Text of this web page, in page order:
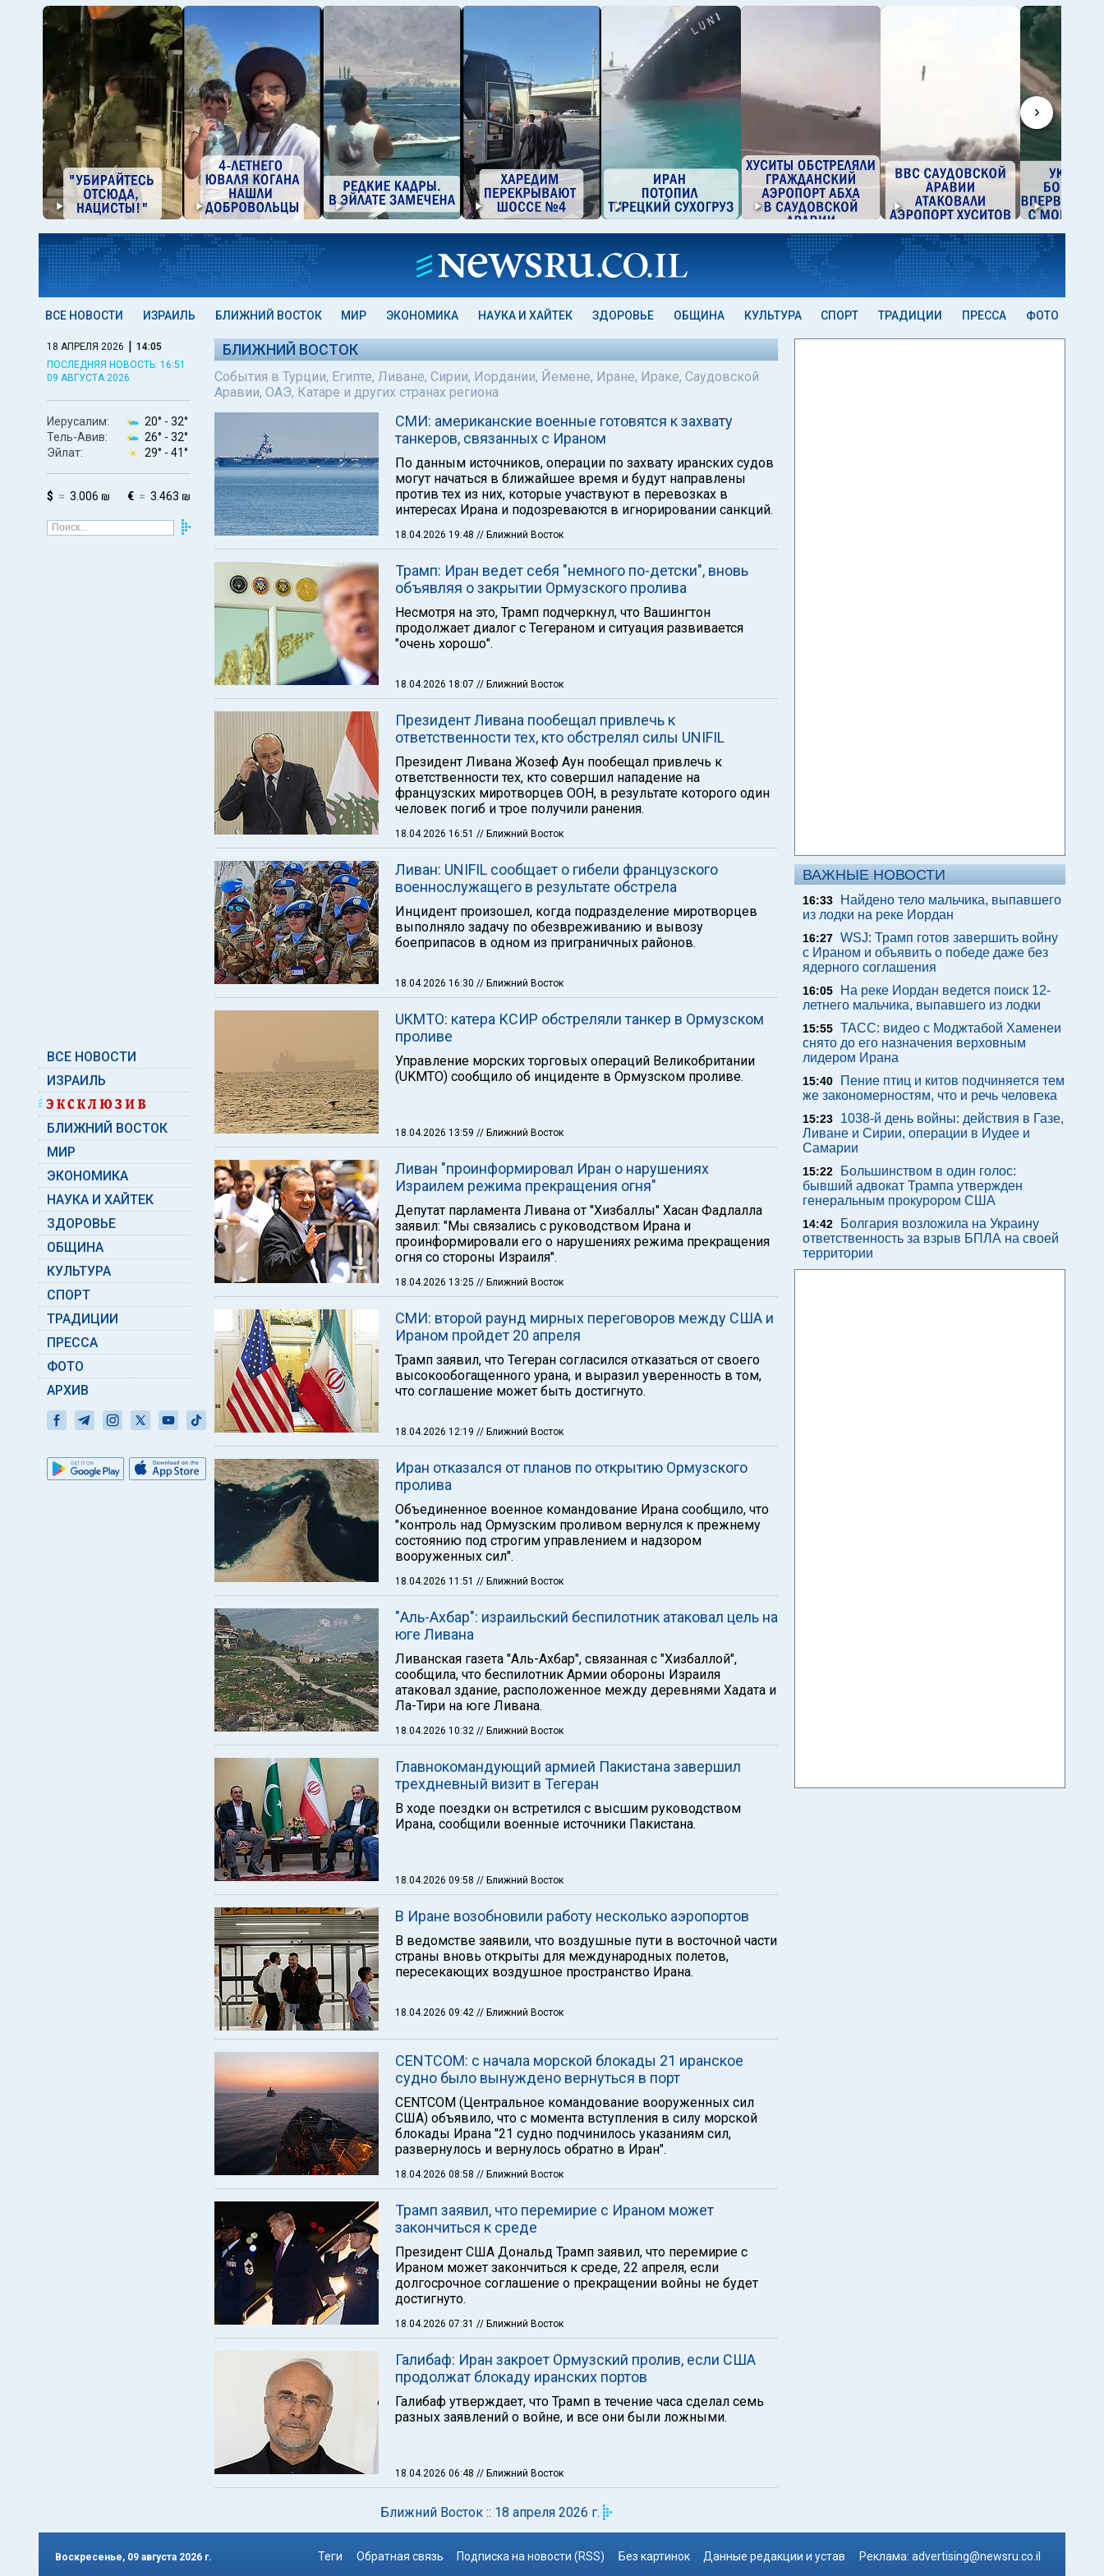
›
ВСЕ НОВОСТИ ИЗРАИЛЬ БЛИЖНИЙ ВОСТОК МИР ЭКОНОМИКА НАУКА И ХАЙТЕК ЗДОРОВЬЕ ОБЩИНА КУЛЬТУРА СПОРТ ТРАДИЦИИ ПРЕССА ФОТО
18 АПРЕЛЯ 2026 | 14:05
ПОСЛЕДНЯЯ НОВОСТЬ: 16:51
09 АВГУСТА 2026
Иерусалим: 20° - 32°
Тель-Авив:
26° - 32°
Эйлат:
29° - 41°
$ 3.006 ₪ € 3.463 ₪
ВСЕ НОВОСТИ
ИЗРАИЛЬ
БЛИЖНИЙ ВОСТОК
МИР
ЭКОНОМИКА
НАУКА И ХАЙТЕК
ЗДОРОВЬЕ
ОБЩИНА
КУЛЬТУРА
СПОРТ
ТРАДИЦИИ
ПРЕССА
ФОТО
АРХИВ
БЛИЖНИЙ ВОСТОК
События в Турции, Египте, Ливане, Сирии, Иордании, Йемене, Иране, Ираке, Саудовской
Аравии, ОАЭ, Катаре и других странах региона
СМИ: американские военные готовятся к захвату
танкеров, связанных с Ираном
По данным источников, операции по захвату иранских судов
могут начаться в ближайшее время и будут направлены
против тех из них, которые участвуют в перевозках в
интересах Ирана и подозреваются в игнорировании санкций.
18.04.2026 19:48 // Ближний Восток
Трамп: Иран ведет себя "немного по-детски", вновь
объявляя о закрытии Ормузского пролива
Несмотря на это, Трамп подчеркнул, что Вашингтон
продолжает диалог с Тегераном и ситуация развивается
"очень хорошо".
18.04.2026 18:07 // Ближний Восток
Президент Ливана пообещал привлечь к
ответственности тех, кто обстрелял силы UNIFIL
Президент Ливана Жозеф Аун пообещал привлечь к
ответственности тех, кто совершил нападение на
французских миротворцев ООН, в результате которого один
человек погиб и трое получили ранения.
18.04.2026 16:51 // Ближний Восток
Ливан: UNIFIL сообщает о гибели французского
военнослужащего в результате обстрела
Инцидент произошел, когда подразделение миротворцев
выполняло задачу по обезвреживанию и вывозу
боеприпасов в одном из приграничных районов.
18.04.2026 16:30 // Ближний Восток
UKMTO: катера КСИР обстреляли танкер в Ормузском
проливе
Управление морских торговых операций Великобритании
(UKMTO) сообщило об инциденте в Ормузском проливе.
18.04.2026 13:59 // Ближний Восток
Ливан "проинформировал Иран о нарушениях
Израилем режима прекращения огня"
Депутат парламента Ливана от "Хизбаллы" Хасан Фадлалла
заявил: "Мы связались с руководством Ирана и
проинформировали его о нарушениях режима прекращения
огня со стороны Израиля".
18.04.2026 13:25 // Ближний Восток
СМИ: второй раунд мирных переговоров между США и
Ираном пройдет 20 апреля
Трамп заявил, что Тегеран согласился отказаться от своего
высокообогащенного урана, и выразил уверенность в том,
что соглашение может быть достигнуто.
18.04.2026 12:19 // Ближний Восток
Иран отказался от планов по открытию Ормузского
пролива
Объединенное военное командование Ирана сообщило, что
"контроль над Ормузским проливом вернулся к прежнему
состоянию под строгим управлением и надзором
вооруженных сил".
18.04.2026 11:51 // Ближний Восток
"Аль-Ахбар": израильский беспилотник атаковал цель на
юге Ливана
Ливанская газета "Аль-Ахбар", связанная с "Хизбаллой",
сообщила, что беспилотник Армии обороны Израиля
атаковал здание, расположенное между деревнями Хадата и
Ла-Тири на юге Ливана.
18.04.2026 10:32 // Ближний Восток
Главнокомандующий армией Пакистана завершил
трехдневный визит в Тегеран
В ходе поездки он встретился с высшим руководством
Ирана, сообщили военные источники Пакистана.
18.04.2026 09:58 // Ближний Восток
В Иране возобновили работу несколько аэропортов
В ведомстве заявили, что воздушные пути в восточной части
страны вновь открыты для международных полетов,
пересекающих воздушное пространство Ирана.
18.04.2026 09:42 // Ближний Восток
CENTCOM: с начала морской блокады 21 иранское
судно было вынуждено вернуться в порт
CENTCOM (Центральное командование вооруженных сил
США) объявило, что с момента вступления в силу морской
блокады Ирана "21 судно подчинилось указаниям сил,
развернулось и вернулось обратно в Иран".
18.04.2026 08:58 // Ближний Восток
Трамп заявил, что перемирие с Ираном может
закончиться к среде
Президент США Дональд Трамп заявил, что перемирие с
Ираном может закончиться к среде, 22 апреля, если
долгосрочное соглашение о прекращении войны не будет
достигнуто.
18.04.2026 07:31 // Ближний Восток
Галибаф: Иран закроет Ормузский пролив, если США
продолжат блокаду иранских портов
Галибаф утверждает, что Трамп в течение часа сделал семь
разных заявлений о войне, и все они были ложными.
18.04.2026 06:48 // Ближний Восток
Ближний Восток :: 18 апреля 2026 г.
ВАЖНЫЕ НОВОСТИ
16:33
Найдено тело мальчика, выпавшего
из лодки на реке Иордан
16:27 WSJ: Трамп готов завершить войну
с Ираном и объявить о победе даже без
ядерного соглашения
16:05
На реке Иордан ведется поиск 12-
летнего мальчика, выпавшего из лодки
15:55 ТАСС: видео с Моджтабой Хаменеи
снято до его назначения верховным
лидером Ирана
15:40
Пение птиц и китов подчиняется тем
же закономерностям, что и речь человека
15:23
1038-й день войны: действия в Газе,
Ливане и Сирии, операции в Иудее и
Самарии
15:22
Большинством в один голос:
бывший адвокат Трампа утвержден
генеральным прокурором США
14:42
Болгария возложила на Украину
ответственность за взрыв БПЛА на своей
территории
Воскресенье, 09 августа 2026 г. Теги Обратная связь Подписка на новости (RSS) Без картинок Данные редакции и устав Реклама: advertising@newsru.co.il